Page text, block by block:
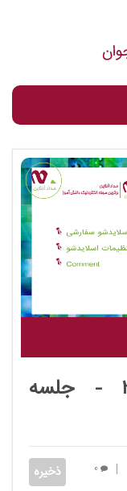
آموزش پاورپوینت 2013 - جلسه